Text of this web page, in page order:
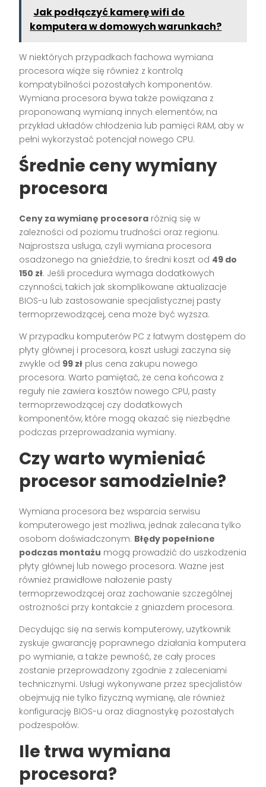
Jak podłączyć kamerę wifi do
komputera w domowych warunkach?
W niektórych przypadkach fachowa wymiana
procesora wiąże się również z kontrolą
kompatybilności pozostałych komponentów.
Wymiana procesora bywa także powiązana z
proponowaną wymianą innych elementów, na
przykład układów chłodzenia lub pamięci RAM, aby w
pełni wykorzystać potencjał nowego CPU.
Średnie ceny wymiany
procesora
Ceny za wymianę procesora różnią się w
zależności od poziomu trudności oraz regionu.
Najprostsza usługa, czyli wymiana procesora
osadzonego na gnieździe, to średni koszt od 49 do
150 zł. Jeśli procedura wymaga dodatkowych
czynności, takich jak skomplikowane aktualizacje
BIOS-u lub zastosowanie specjalistycznej pasty
termoprzewodzącej, cena może być wyższa.
W przypadku komputerów PC z łatwym dostępem do
płyty głównej i procesora, koszt usługi zaczyna się
zwykle od 99 zł plus cena zakupu nowego
procesora. Warto pamiętać, że cena końcowa z
reguły nie zawiera kosztów nowego CPU, pasty
termoprzewodzącej czy dodatkowych
komponentów, które mogą okazać się niezbędne
podczas przeprowadzania wymiany.
Czy warto wymieniać
procesor samodzielnie?
Wymiana procesora bez wsparcia serwisu
komputerowego jest możliwa, jednak zalecana tylko
osobom doświadczonym. Błędy popełnione
podczas montażu mogą prowadzić do uszkodzenia
płyty głównej lub nowego procesora. Ważne jest
również prawidłowe nałożenie pasty
termoprzewodzącej oraz zachowanie szczególnej
ostrożności przy kontakcie z gniazdem procesora.
Decydując się na serwis komputerowy, użytkownik
zyskuje gwarancję poprawnego działania komputera
po wymianie, a także pewność, że cały proces
zostanie przeprowadzony zgodnie z zaleceniami
technicznymi. Usługi wykonywane przez specjalistów
obejmują nie tylko fizyczną wymianę, ale również
konfigurację BIOS-u oraz diagnostykę pozostałych
podzespołów.
Ile trwa wymiana
procesora?